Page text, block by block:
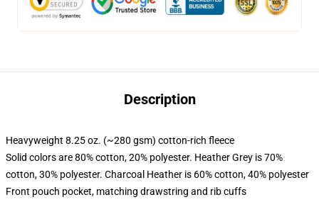
Description
Heavyweight 8.25 oz. (~280 gsm) cotton-rich fleece
Solid colors are 80% cotton, 20% polyester. Heather Grey is 70%
cotton, 30% polyester. Charcoal Heather is 60% cotton, 40% polyester
Front pouch pocket, matching drawstring and rib cuffs